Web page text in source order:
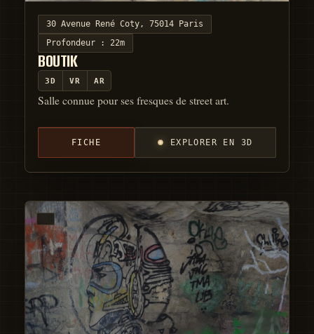
30 Avenue René Coty, 75014 Paris
Profondeur : 22m
BOUTIK
3D VR AR
Salle connue pour ses fresques de street art.
FICHE EXPLORER EN 3D